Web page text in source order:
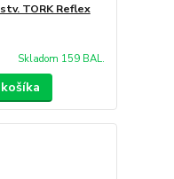
TORK Reflex
Skladom 159 BAL.